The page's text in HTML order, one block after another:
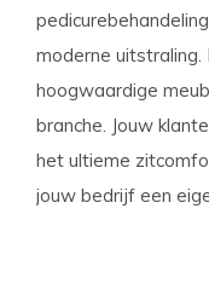
moderne
hoogwaardige
branche. Jouw
het ultieme
jouw bedrijf een